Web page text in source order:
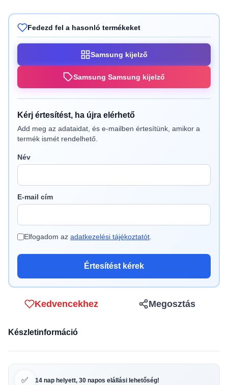
Fedezd fel a hasonló termékeket
Samsung kijelző
Samsung Samsung kijelző
Kérj értesítést, ha újra elérhető
Add meg az adataidat, és e-mailben értesítünk, amikor a
termék ismét rendelhető.
Név
E-mail cím
Elfogadom az adatkezelési tájékoztatót
Értesítést kérek
Kedvencekhez Megosztás
Készletinformáció
✅ 14 nap helyett, 30 napos elállási lehetőség!